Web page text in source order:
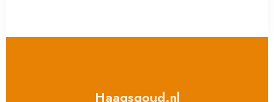
Haagsgoud.nl